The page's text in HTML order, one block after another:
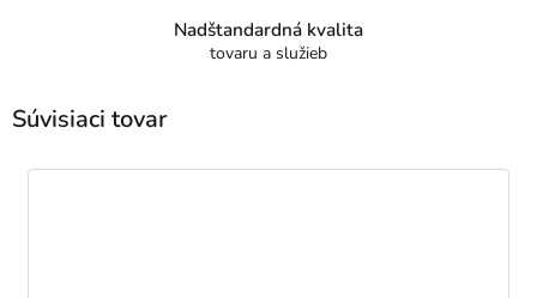
Nadštandardná kvalita
tovaru a služieb
Súvisiaci tovar